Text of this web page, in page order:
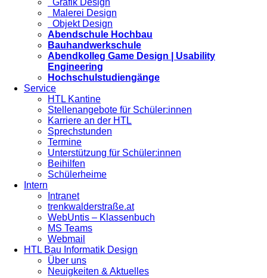
Grafik Design
Malerei Design
Objekt Design
Abendschule Hochbau
Bauhandwerkschule
Abendkolleg Game Design | Usability
Engineering
Hochschulstudiengänge
Service
HTL Kantine
Stellenangebote für Schüler:innen
Karriere an der HTL
Sprechstunden
Termine
Unterstützung für Schüler:innen
Beihilfen
Schülerheime
Intern
Intranet
trenkwalderstraße.at
WebUntis – Klassenbuch
MS Teams
Webmail
HTL Bau Informatik Design
Über uns
Neuigkeiten & Aktuelles